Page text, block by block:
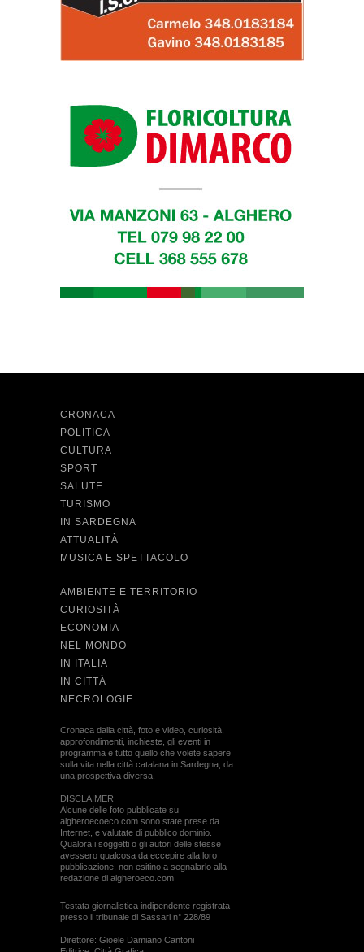
CRONACA
POLITICA
CULTURA
SPORT
SALUTE
TURISMO
IN SARDEGNA
ATTUALITÀ
MUSICA E SPETTACOLO
AMBIENTE E TERRITORIO
CURIOSITÀ
ECONOMIA
NEL MONDO
IN ITALIA
IN CITTÀ
NECROLOGIE
Cronaca dalla città, foto e video, curiosità,
approfondimenti, inchieste, gli eventi in
programma e tutto quello che volete sapere
sulla vita nella città catalana in Sardegna, da
una prospettiva diversa.
DISCLAIMER
Alcune delle foto pubblicate su
algheroecoeco.com sono state prese da
Internet, e valutate di pubblico dominio.
Qualora i soggetti o gli autori delle stesse
avessero qualcosa da eccepire alla loro
pubblicazione, non esitino a segnalarlo alla
redazione di algheroeco.com
Testata giornalistica indipendente registrata
presso il tribunale di Sassari n° 228/89
Direttore: Gioele Damiano Cantoni